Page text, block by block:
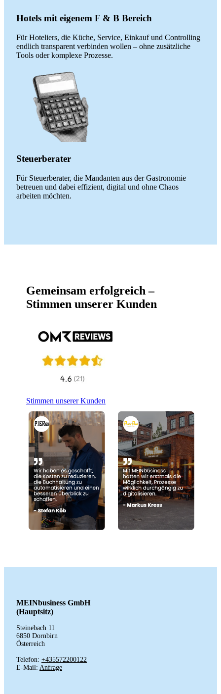
Hotels mit eigenem F & B Bereich
Für Hoteliers, die Küche, Service, Einkauf und Controlling
endlich transparent verbinden wollen – ohne zusätzliche
Tools oder komplexe Prozesse.
Steuerberater
Für Steuerberater, die Mandanten aus der Gastronomie
betreuen und dabei effizient, digital und ohne Chaos
arbeiten möchten.
Gemeinsam erfolgreich –
Stimmen unserer Kunden
Stimmen unserer Kunden
MEINbusiness GmbH
(Hauptsitz)
Steinebach 11
6850 Dornbirn
Österreich
Telefon: +435572200122
E-Mail: Anfrage